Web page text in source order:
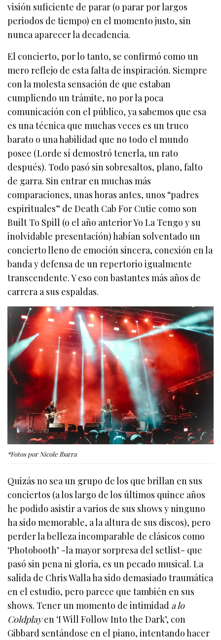
visión suficiente de parar (o parar por largos
periodos de tiempo) en el momento justo, sin
nunca aparecer la decadencia.
El concierto, por lo tanto, se confirmó como un
mero reflejo de esta falta de inspiración. Siempre
con la molesta sensación de que estaban
cumpliendo un trámite, no por la poca
comunicación con el público, ya sabemos que esa
es una técnica que muchas veces es un truco
barato o una habilidad que no todo el mundo
posee (Lorde sí demostró tenerla, un rato
después). Todo pasó sin sobresaltos, plano, falto
de garra. Sin entrar en muchas más
comparaciones, unas horas antes, unos “padres
espirituales” de Death Cab For Cutie como son
Built To Spill (o el año anterior Yo La Tengo y su
inolvidable presentación) habían solventado un
concierto lleno de emoción sincera, conexión en la
banda y defensa de un repertorio igualmente
transcendente. Y eso con bastantes más años de
carrera a sus espaldas.
*Fotos por Nicole Ibarra
Quizás no sea un grupo de los que brillan en sus
conciertos (a los largo de los últimos quince años
he podido asistir a varios de sus shows y ninguno
ha sido memorable, a la altura de sus discos), pero
perder la belleza incomparable de clásicos como
‘Photobooth’ -la mayor sorpresa del setlist- que
pasó sin pena ni gloria, es un pecado musical. La
salida de Chris Walla ha sido demasiado traumática
en el estudio, pero parece que también en sus
shows. Tener un momento de intimidad a lo
Coldplayen ‘I Will Follow Into the Dark’, con
Gibbard sentándose en el piano, intentando hacer